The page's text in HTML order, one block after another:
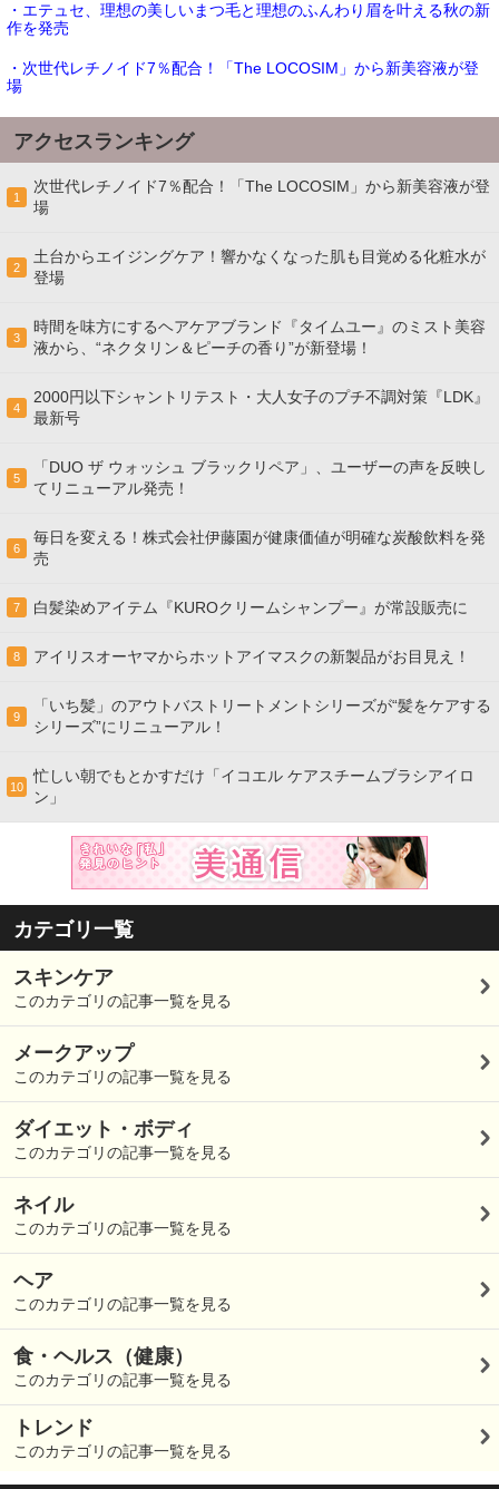
・エテュセ、理想の美しいまつ毛と理想のふんわり眉を叶える秋の新
作を発売
・次世代レチノイド7％配合！「The LOCOSIM」から新美容液が登
場
アクセスランキング
1
次世代レチノイド7％配合！「The LOCOSIM」から新美容液が登
場
2
土台からエイジングケア！響かなくなった肌も目覚める化粧水が
登場
3
時間を味方にするヘアケアブランド『タイムユー』のミスト美容
液から、“ネクタリン＆ピーチの香り”が新登場！
4
2000円以下シャントリテスト・大人女子のプチ不調対策『LDK』
最新号
5
「DUO ザ ウォッシュ ブラックリペア」、ユーザーの声を反映し
てリニューアル発売！
6
毎日を変える！株式会社伊藤園が健康価値が明確な炭酸飲料を発
売
7 白髪染めアイテム『KUROクリームシャンプー』が常設販売に
8 アイリスオーヤマからホットアイマスクの新製品がお目見え！
9
「いち髪」のアウトバストリートメントシリーズが“髪をケアする
シリーズ”にリニューアル！
10
忙しい朝でもとかすだけ「イコエル ケアスチームブラシアイロ
ン」
カテゴリ一覧
スキンケア
このカテゴリの記事一覧を見る
メークアップ
このカテゴリの記事一覧を見る
ダイエット・ボディ
このカテゴリの記事一覧を見る
ネイル
このカテゴリの記事一覧を見る
ヘア
このカテゴリの記事一覧を見る
食・ヘルス（健康）
このカテゴリの記事一覧を見る
トレンド
このカテゴリの記事一覧を見る